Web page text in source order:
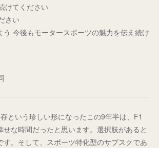
けてください
さい
う 今後もモータースポーツの魅力を伝え続け
という珍しい形になったこの9年半は、F1
せな時間だったと思います。選択肢があると
す。そして、スポーツ特化型のサブスクであ